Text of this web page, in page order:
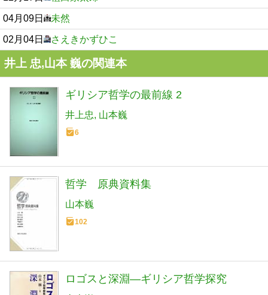
04月09日 未然
02月04日 さえきかずひこ
井上 忠,山本 巍の関連本
ギリシア哲学の最前線 2
井上忠 山本巍
6
哲学 原典資料集
山本巍
102
ロゴスと深淵―ギリシア哲学探究